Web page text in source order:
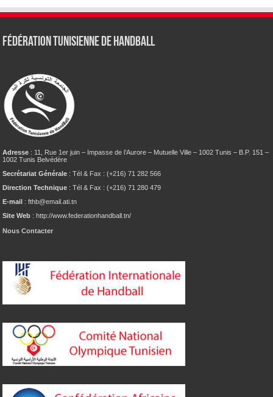
Fédération tunisienne de Handball
Adresse : 11, Rue 1er juin – Impasse de l’Aurore – Mutuelle Ville – 1002 Tunis – B.P. 151 –
1002 Tunis Belvédère
Secrétariat Générale : Tél & Fax : (+216) 71 282 566
Direction Technique : Tél & Fax : (+216) 71 280 479
E-mail : fthb@email.ati.tn
Site Web : http://www.federationhandball.tn/
Nous Contacter